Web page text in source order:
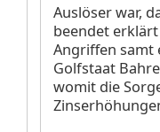
Auslöser war,
beendet
Angriffen samt
Golfstaat
womit die